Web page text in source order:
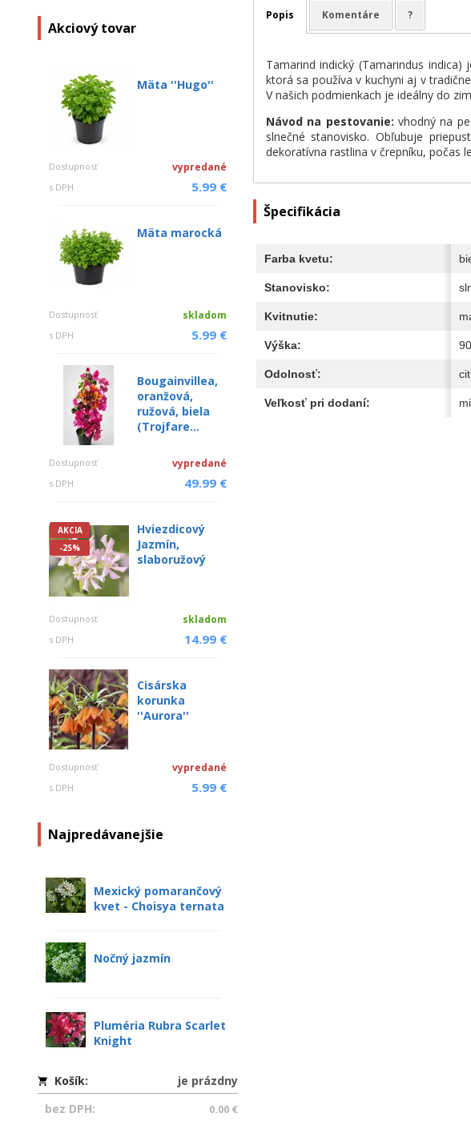
Akciový tovar
Mäta ''Hugo''
Dostupnosť vypredané
s DPH 5.99 €
Mäta marocká
Dostupnosť skladom
s DPH 5.99 €
Bougainvillea,
oranžová,
ružová, biela
(Trojfare...
Dostupnosť vypredané
s DPH 49.99 €
AKCIA
-25%
Hviezdicový
Jazmín,
slaboružový
Dostupnosť skladom
s DPH 14.99 €
Cisárska
korunka
''Aurora''
Dostupnosť vypredané
s DPH 5.99 €
Najpredávanejšie
Mexický pomarančový
kvet - Choisya ternata
Nočný jazmín
Pluméria Rubra Scarlet
Knight
Košík:
je prázdny
bez DPH:
0.00 €
Popis Komentáre ?
Tamarind indický (Tamarindus
ktorá sa používa v kuchyni aj v
V našich podmienkach je ideálny do
Návod na pestovanie:vhodný na
slnečné stanovisko. Obľubuje
dekoratívna rastlina v črepníku, počas
Špecifikácia
Farba kvetu:
Stanovisko:
Kvitnutie:
Výška:
Odolnosť:
Veľkosť pri dodaní: